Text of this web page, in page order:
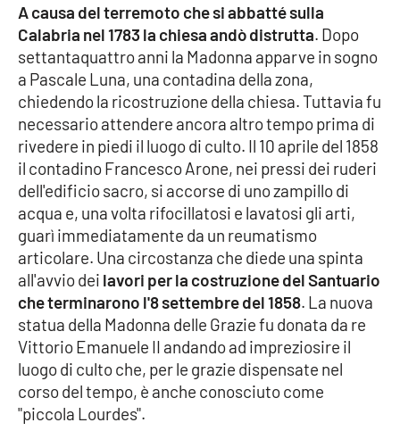
LaC OnAir
EDIZIONI
LOCALI
Catanzaro
Crotone
Vibo Valentia
Reggio Calabria
Cosenza
Lamezia Terme
PROGETTI
SPECIALI
A causa del terremoto che si abbatté sulla
Calabria nel 1783 la chiesa andò distrutta. Dopo
settantaquattro anni la Madonna apparve in sogno
a Pascale Luna, una contadina della zona,
chiedendo la ricostruzione della chiesa. Tuttavia fu
necessario attendere ancora altro tempo prima di
rivedere in piedi il luogo di culto. Il 10 aprile del 1858
il contadino Francesco Arone, nei pressi dei ruderi
dell'edificio sacro, si accorse di uno zampillo di
acqua e, una volta rifocillatosi e lavatosi gli arti,
guarì immediatamente da un reumatismo
articolare. Una circostanza che diede una spinta
all'avvio dei lavori per la costruzione del Santuario
che terminarono l'8 settembre del 1858. La nuova
statua della Madonna delle Grazie fu donata da re
Vittorio Emanuele II andando ad impreziosire il
luogo di culto che, per le grazie dispensate nel
corso del tempo, è anche conosciuto come
"piccola Lourdes".